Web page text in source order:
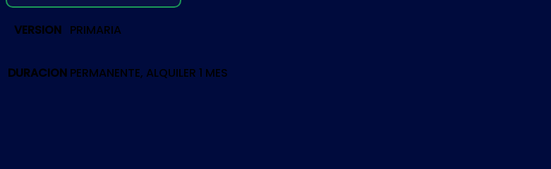
VERSION PRIMARIA
DURACION PERMANENTE, ALQUILER 1 MES